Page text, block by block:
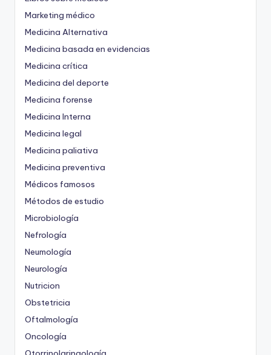
Marketing médico
Medicina Alternativa
Medicina basada en evidencias
Medicina crítica
Medicina del deporte
Medicina forense
Medicina Interna
Medicina legal
Medicina paliativa
Medicina preventiva
Médicos famosos
Métodos de estudio
Microbiología
Nefrología
Neumología
Neurología
Nutricion
Obstetricia
Oftalmología
Oncología